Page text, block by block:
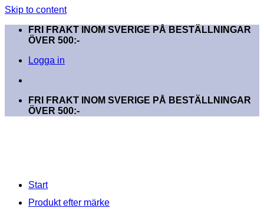
Skip to content
FRI FRAKT INOM SVERIGE PÅ BESTÄLLNINGAR
ÖVER 500:-
Logga in
FRI FRAKT INOM SVERIGE PÅ BESTÄLLNINGAR
ÖVER 500:-
Start
Produkt efter märke